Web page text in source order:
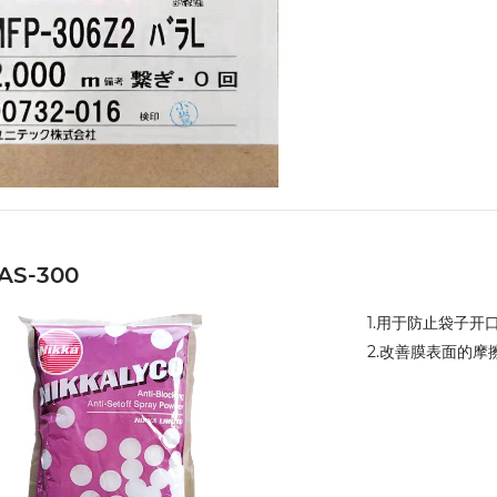
300
1.用于防止袋子开
2.改善膜表面的摩